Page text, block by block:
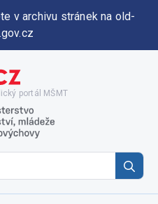
v archivu stránek na old-
portál MŠMT
for: